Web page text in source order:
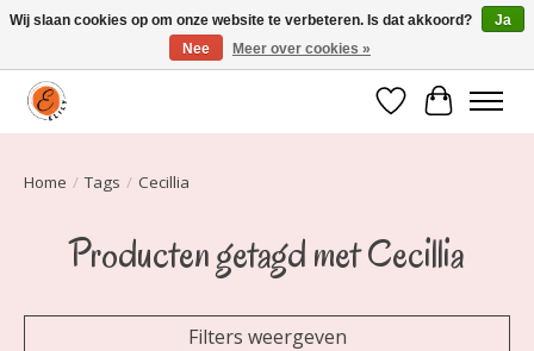
Elily is er om jou te laten stralen! Mode vanaf maat 34 t/m 54
Verlanglijst
Home / Tags / Cecillia
Producten getagd met Cecillia
Filters weergeven
Wij slaan cookies op om onze website te verbeteren. Is dat akkoord?
Ja
Nee
Meer over cookies »